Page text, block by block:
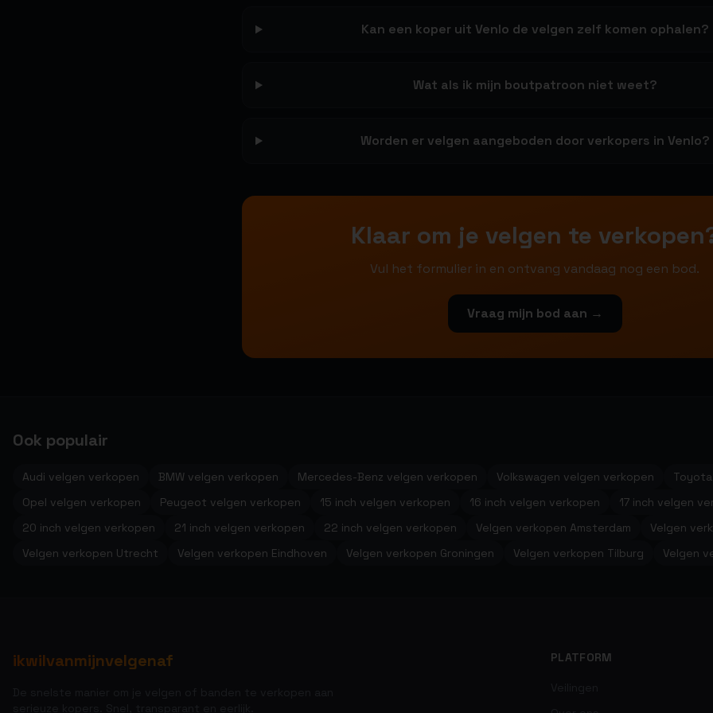
Kan een koper uit Venlo de velgen zelf komen ophalen?
Wat als ik mijn boutpatroon niet weet?
Worden er velgen aangeboden door verkopers in Venlo?
Klaar om je velgen te
Vul het formulier in en ontvang vandaag nog een bod.
Vraag mijn bod aan →
Ook populair
Audi velgen verkopen BMW velgen verkopen Mercedes-Benz velgen verkopen Volkswagen velgen verkopen
Opel velgen verkopen
Peugeot velgen verkopen 15 inch velgen verkopen 16 inch velgen verkopen
17 inch velgen
20 inch velgen verkopen
21 inch velgen verkopen 22 inch velgen verkopen Velgen verkopen Amsterdam
Velgen
Velgen verkopen Utrecht
Velgen verkopen Eindhoven Velgen verkopen Groningen Velgen verkopen Tilburg Velgen
ikwilvanmijnvelgenaf PLATFORM